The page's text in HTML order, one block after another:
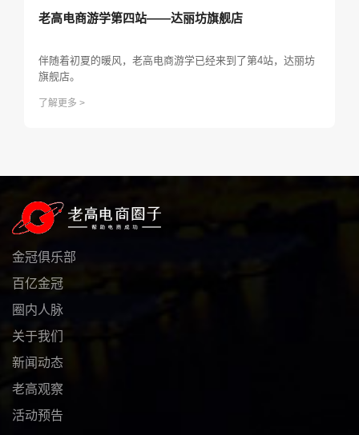
老高电商游学第四站——达丽坊旗舰店
伴随着初夏的暖风，老高电商游学已经来到了第4站，达丽坊
旗舰店。
了解更多 >
金冠俱乐部
百亿金冠
圈内人脉
关于我们
新闻动态
老高观察
活动预告